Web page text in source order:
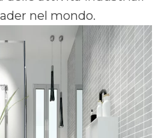
nel mondo.